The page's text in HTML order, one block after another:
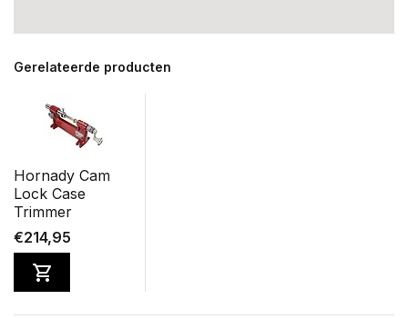
Gerelateerde producten
Hornady Cam
Lock Case
Trimmer
€214,95